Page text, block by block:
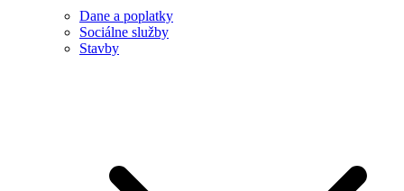
Dane a poplatky
Sociálne služby
Stavby